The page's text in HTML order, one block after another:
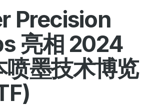
Precision
亮相 2024
喷墨技术博览